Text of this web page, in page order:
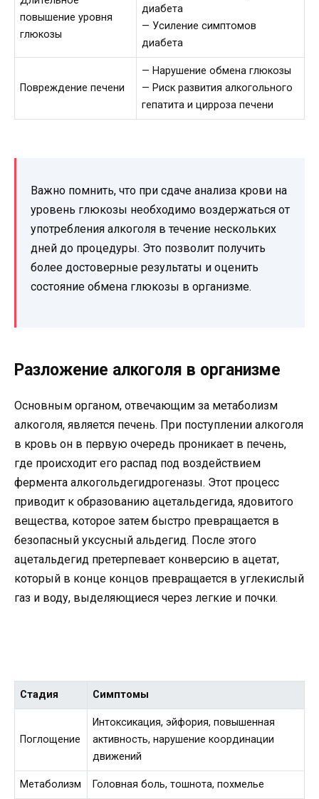
повышение уровня
глюкозы
диабета
— Усиление симптомов
диабета
Повреждение печени
— Нарушение обмена глюкозы
— Риск развития алкогольного
гепатита и цирроза печени
Важно помнить, что при сдаче анализа крови на
уровень глюкозы необходимо воздержаться от
употребления алкоголя в течение нескольких
дней до процедуры. Это позволит получить
более достоверные результаты и оценить
состояние обмена глюкозы в организме.
Разложение алкоголя в организме
Основным органом, отвечающим за метаболизм
алкоголя, является печень. При поступлении алкоголя
в кровь он в первую очередь проникает в печень,
где происходит его распад под воздействием
фермента алкогольдегидрогеназы. Этот процесс
приводит к образованию ацетальдегида, ядовитого
вещества, которое затем быстро превращается в
безопасный уксусный альдегид. После этого
ацетальдегид претерпевает конверсию в ацетат,
который в конце концов превращается в углекислый
газ и воду, выделяющиеся через легкие и почки.
Стадия Симптомы
Поглощение
Интоксикация, эйфория, повышенная
активность, нарушение координации
движений
Метаболизм Головная боль, тошнота, похмелье